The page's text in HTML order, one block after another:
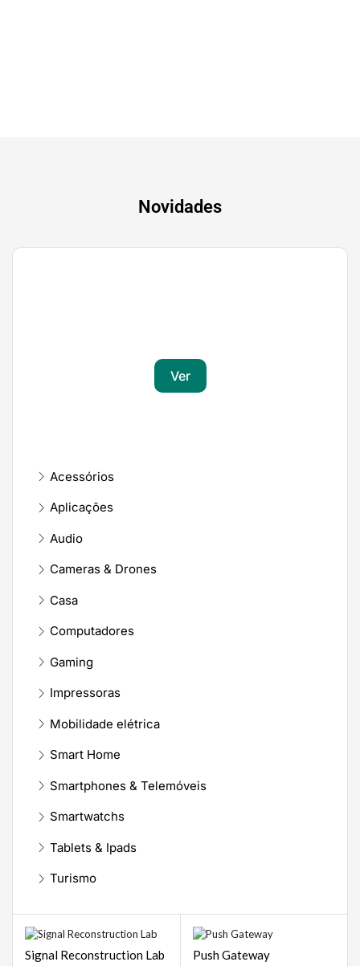
Novidades
Ver
Acessórios
Aplicações
Audio
Cameras & Drones
Casa
Computadores
Gaming
Impressoras
Mobilidade elétrica
Smart Home
Smartphones & Telemóveis
Smartwatchs
Tablets & Ipads
Turismo
Signal Reconstruction Lab Push Gateway